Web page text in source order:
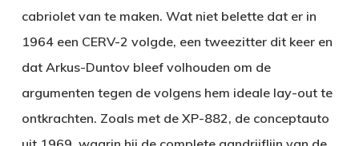
cabriolet van te maken. Wat niet belette dat er in
1964 een CERV-2 volgde, een tweezitter dit keer en
dat Arkus-Duntov bleef volhouden om de
argumenten tegen de volgens hem ideale lay-out te
ontkrachten. Zoals met de XP-882, de conceptauto